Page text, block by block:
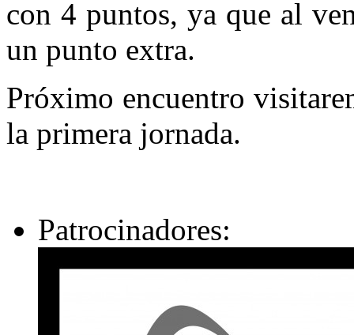
con 4 puntos, ya que al
un punto extra.
Próximo encuentro
la primera jornada.
Patrocinadores: